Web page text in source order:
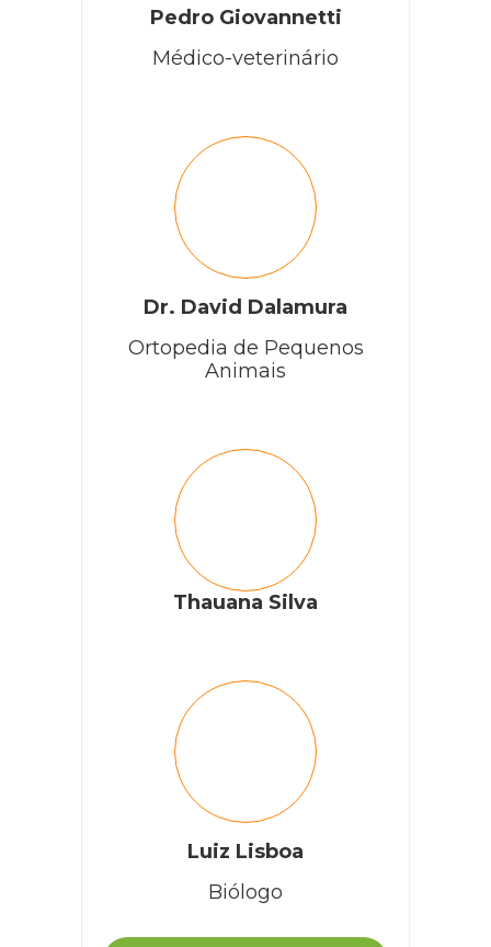
Pedro Giovannetti
Médico-veterinário
Dr. David Dalamura
Ortopedia de Pequenos
Animais
Thauana Silva
Luiz Lisboa
Biólogo